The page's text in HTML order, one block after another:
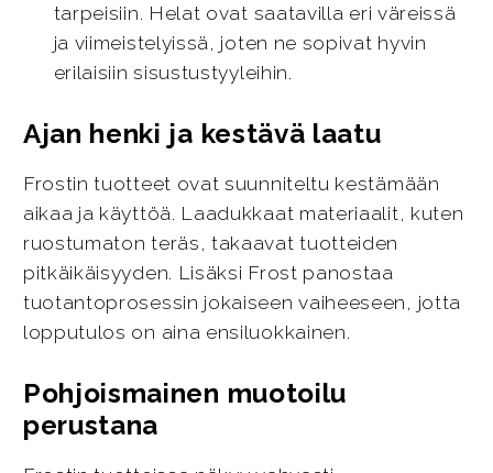
tarpeisiin. Helat ovat saatavilla eri väreissä
ja viimeistelyissä, joten ne sopivat hyvin
erilaisiin sisustustyyleihin.
Ajan henki ja kestävä laatu
Frostin tuotteet ovat suunniteltu kestämään
aikaa ja käyttöä. Laadukkaat materiaalit, kuten
ruostumaton teräs, takaavat tuotteiden
pitkäikäisyyden. Lisäksi Frost panostaa
tuotantoprosessin jokaiseen vaiheeseen, jotta
lopputulos on aina ensiluokkainen.
Pohjoismainen muotoilu
perustana